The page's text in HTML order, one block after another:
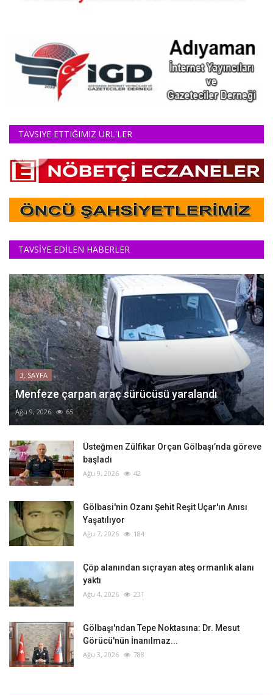
TAVSIYE ETTIĞIMIZ URL'LER
TAVSİYE EDİLEN HABERLER
3. SAYFA
Menfeze çarpan araç sürücüsü yaralandı
Ağu 9, 2026 65
Üsteğmen Zülfikar Orçan Gölbaşı’nda göreve
başladı
Ağu 9, 2026 42
Gölbasi'nin Ozanı Şehit Reşit Uçar'ın Anısı
Yaşatılıyor
Ağu 7, 2026 184
Çöp alanından sıçrayan ateş ormanlık alanı
yaktı
Ağu 4, 2026 231
Gölbaşı'ndan Tepe Noktasına: Dr. Mesut
Görücü'nün İnanılmaz...
Ağu 3, 2026 788